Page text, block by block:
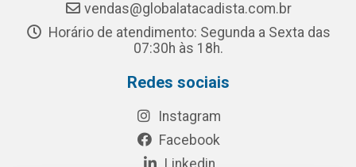
vendas@globalatacadista.com.br
Horário de atendimento: Segunda a Sexta das
07:30h às 18h.
Redes sociais
Instagram
Facebook
Linkedin